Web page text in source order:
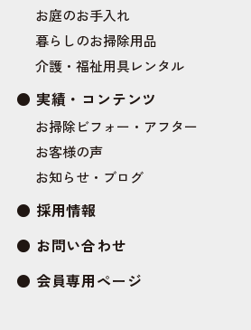
お庭のお手入れ
暮らしのお掃除用品
介護・福祉用具レンタル
実績・コンテンツ
お掃除ビフォー・アフター
お客様の声
お知らせ・ブログ
採用情報
お問い合わせ
会員専用ページ